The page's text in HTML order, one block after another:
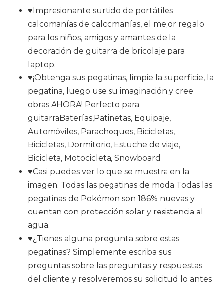
♥Impresionante surtido de portátiles
calcomanías de calcomanías, el mejor regalo
para los niños, amigos y amantes de la
decoración de guitarra de bricolaje para
laptop.
♥¡Obtenga sus pegatinas, limpie la superficie, la
pegatina, luego use su imaginación y cree
obras AHORA! Perfecto para
guitarraBaterías,Patinetas, Equipaje,
Automóviles, Parachoques, Bicicletas,
Bicicletas, Dormitorio, Estuche de viaje,
Bicicleta, Motocicleta, Snowboard
♥Casi puedes ver lo que se muestra en la
imagen. Todas las pegatinas de moda Todas las
pegatinas de Pokémon son 186% nuevas y
cuentan con protección solar y resistencia al
agua.
♥¿Tienes alguna pregunta sobre estas
pegatinas? Simplemente escriba sus
preguntas sobre las preguntas y respuestas
del cliente y resolveremos su solicitud lo antes